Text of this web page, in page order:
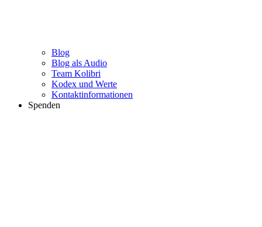
Blog
Blog als Audio
Team Kolibri
Kodex und Werte
Kontaktinformationen
Spenden